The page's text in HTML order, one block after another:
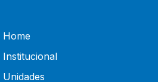
Home
Institucional
Unidades